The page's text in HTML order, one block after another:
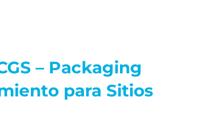
– Packaging
para Sitios